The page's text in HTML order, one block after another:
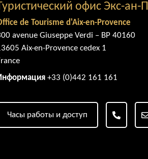
офис Экс-ан-
de Tourisme d'Aix-en-Provence
avenue Giuseppe Verdi – BP 40160
Aix-en-Provence cedex 1
+33 (0)442 161 161
Часы работы и доступ